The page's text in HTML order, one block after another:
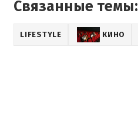
Связанные темы:
LIFESTYLE КИНО